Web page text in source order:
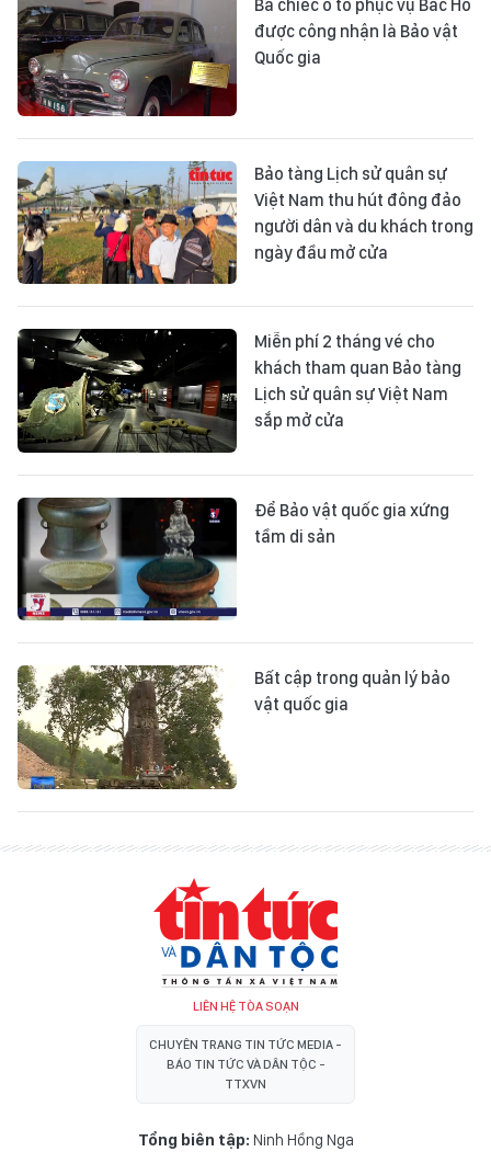
Ba chiếc ô tô phục vụ Bác Hồ
được công nhận là Bảo vật
Quốc gia
Bảo tàng Lịch sử quân sự
Việt Nam thu hút đông đảo
người dân và du khách trong
ngày đầu mở cửa
Miễn phí 2 tháng vé cho
khách tham quan Bảo tàng
Lịch sử quân sự Việt Nam
sắp mở cửa
Để Bảo vật quốc gia xứng
tầm di sản
Bất cập trong quản lý bảo
vật quốc gia
LIÊN HỆ TÒA SOẠN
CHUYÊN TRANG TIN TỨC MEDIA -
BÁO TIN TỨC VÀ DÂN TỘC -
TTXVN
Tổng biên tập: Ninh Hồng Nga